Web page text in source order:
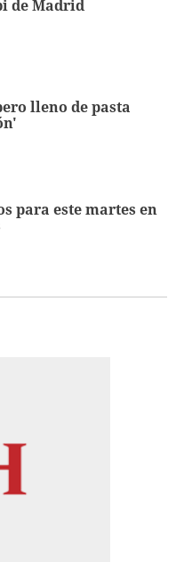
de Madrid
lleno de pasta
para este martes en